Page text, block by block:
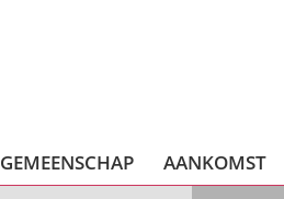
GEMEENSCHAP AANKOMST